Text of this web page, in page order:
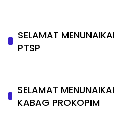
SELAMAT
PTSP
SELAMAT
KABAG PROKOPIM